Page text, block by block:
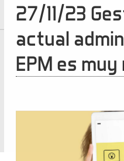
27/11/23
actual
EPM es muy